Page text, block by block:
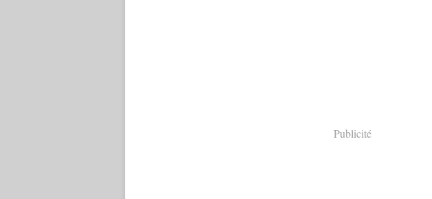
Publicité